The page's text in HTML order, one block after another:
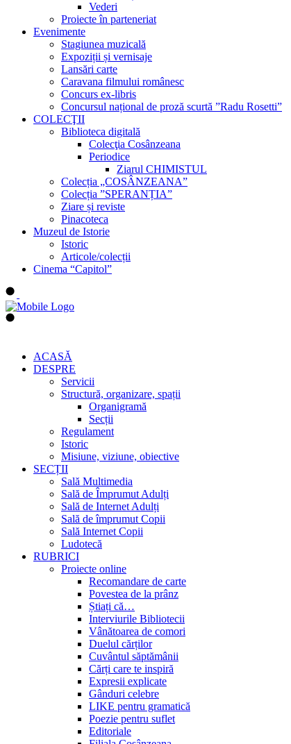
Vederi
Proiecte în parteneriat
Evenimente
Stagiunea muzicală
Expoziții și vernisaje
Lansări carte
Caravana filmului românesc
Concurs ex-libris
Concursul național de proză scurtă ”Radu Rosetti”
COLECŢII
Biblioteca digitală
Colecţia Cosânzeana
Periodice
Ziarul CHIMISTUL
Colecția „COSÂNZEANA”
Colecția ”SPERANȚIA”
Ziare și reviste
Pinacoteca
Muzeul de Istorie
Istoric
Articole/colecții
Cinema “Capitol”
ACASĂ
DESPRE
Servicii
Structură, organizare, spații
Organigramă
Secții
Regulament
Istoric
Misiune, viziune, obiective
SECȚII
Sală Multimedia
Sală de Împrumut Adulți
Sală de Internet Adulți
Sală de împrumut Copii
Sală Internet Copii
Ludotecă
RUBRICI
Proiecte online
Recomandare de carte
Povestea de la prânz
Știați că…
Interviurile Bibliotecii
Vânătoarea de comori
Duelul cărților
Cuvântul săptămânii
Cărți care te inspiră
Expresii explicate
Gânduri celebre
LIKE pentru gramatică
Poezie pentru suflet
Editoriale